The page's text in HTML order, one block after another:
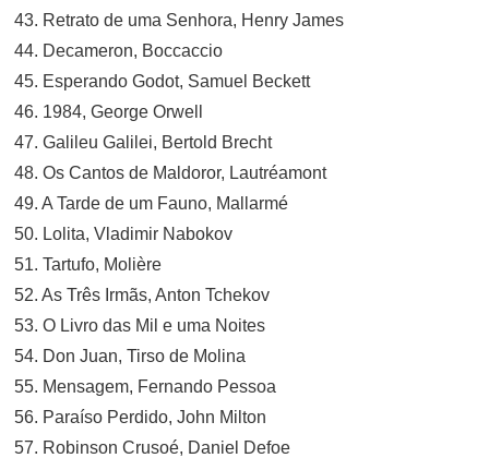
43. Retrato de uma Senhora, Henry James
44. Decameron, Boccaccio
45. Esperando Godot, Samuel Beckett
46. 1984, George Orwell
47. Galileu Galilei, Bertold Brecht
48. Os Cantos de Maldoror, Lautréamont
49. A Tarde de um Fauno, Mallarmé
50. Lolita, Vladimir Nabokov
51. Tartufo, Molière
52. As Três Irmãs, Anton Tchekov
53. O Livro das Mil e uma Noites
54. Don Juan, Tirso de Molina
55. Mensagem, Fernando Pessoa
56. Paraíso Perdido, John Milton
57. Robinson Crusoé, Daniel Defoe